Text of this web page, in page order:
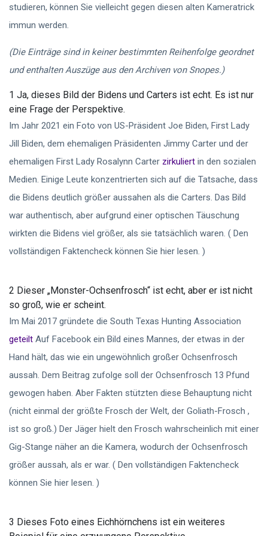
studieren, können Sie vielleicht gegen diesen alten Kameratrick
immun werden.
(Die Einträge sind in keiner bestimmten Reihenfolge geordnet
und enthalten Auszüge aus den Archiven von Snopes.)
1 Ja, dieses Bild der Bidens und Carters ist echt. Es ist nur
eine Frage der Perspektive.
Im Jahr 2021 ein Foto von US-Präsident Joe Biden, First Lady
Jill Biden, dem ehemaligen Präsidenten Jimmy Carter und der
ehemaligen First Lady Rosalynn Carter zirkuliert in den sozialen
Medien. Einige Leute konzentrierten sich auf die Tatsache, dass
die Bidens deutlich größer aussahen als die Carters. Das Bild
war authentisch, aber aufgrund einer optischen Täuschung
wirkten die Bidens viel größer, als sie tatsächlich waren. ( Den
vollständigen Faktencheck können Sie hier lesen. )
2 Dieser „Monster-Ochsenfrosch“ ist echt, aber er ist nicht
so groß, wie er scheint.
Im Mai 2017 gründete die South Texas Hunting Association
geteilt Auf Facebook ein Bild eines Mannes, der etwas in der
Hand hält, das wie ein ungewöhnlich großer Ochsenfrosch
aussah. Dem Beitrag zufolge soll der Ochsenfrosch 13 Pfund
gewogen haben. Aber Fakten stützten diese Behauptung nicht
(nicht einmal der größte Frosch der Welt, der Goliath-Frosch ,
ist so groß.) Der Jäger hielt den Frosch wahrscheinlich mit einer
Gig-Stange näher an die Kamera, wodurch der Ochsenfrosch
größer aussah, als er war. ( Den vollständigen Faktencheck
können Sie hier lesen. )
3 Dieses Foto eines Eichhörnchens ist ein weiteres